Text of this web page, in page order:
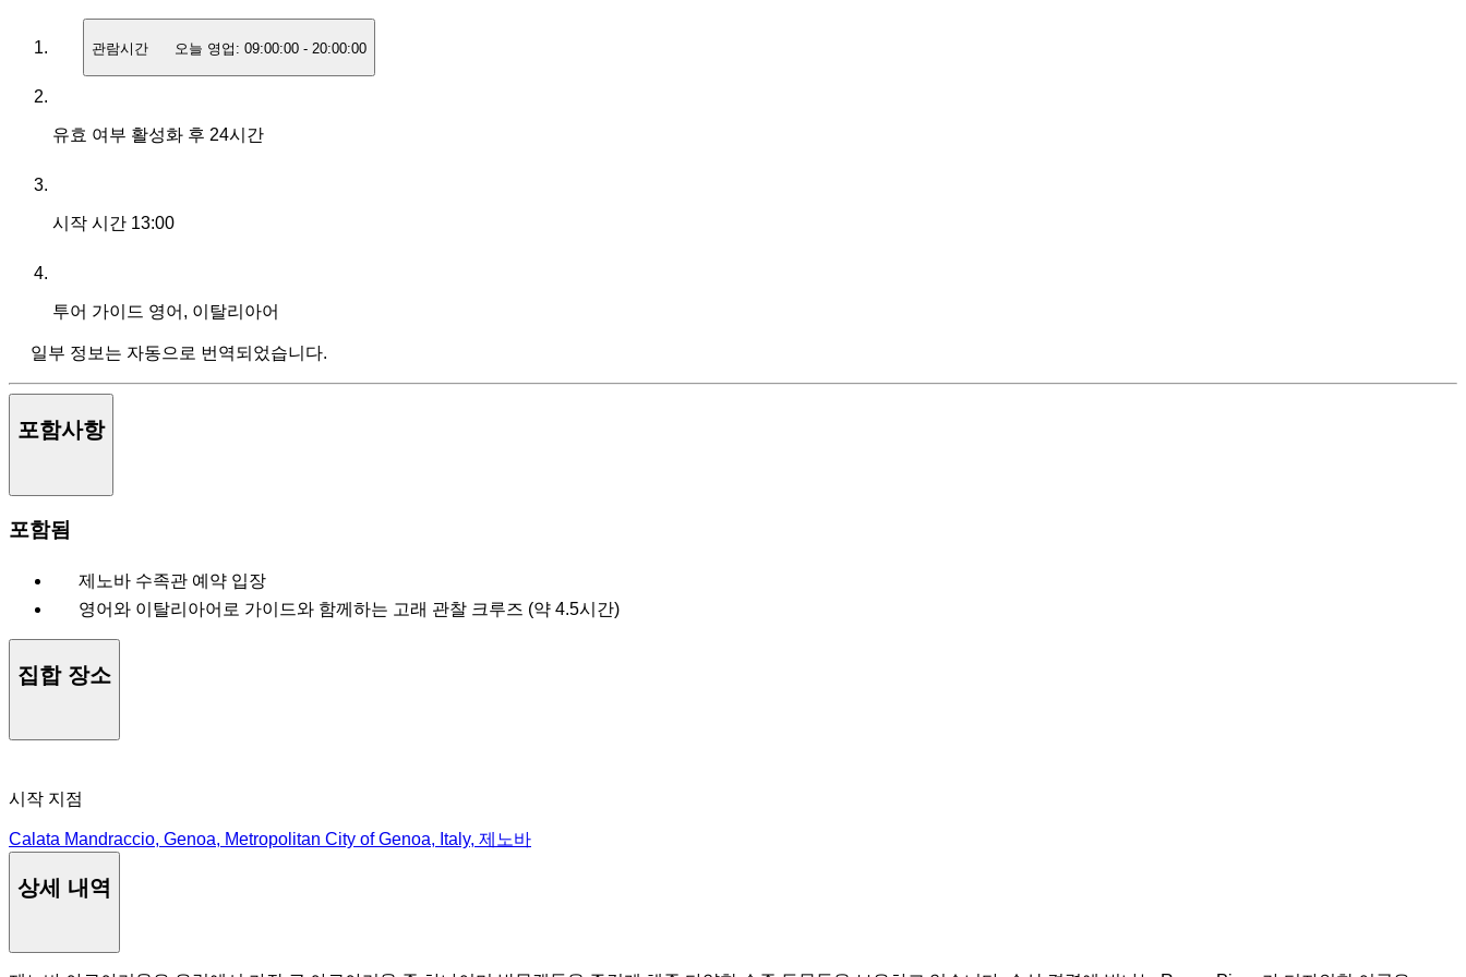
관람시간 오늘 영업: 09:00:00 - 20:00:00
유효 여부 활성화 후 24시간
시작 시간 13:00
투어 가이드 영어, 이탈리아어
일부 정보는 자동으로 번역되었습니다.
포함사항
포함됨
제노바 수족관 예약 입장
영어와 이탈리아어로 가이드와 함께하는 고래 관찰 크루즈 (약 4.5시간)
집합 장소
시작 지점
Calata Mandraccio, Genoa, Metropolitan City of Genoa, Italy, 제노바
상세 내역